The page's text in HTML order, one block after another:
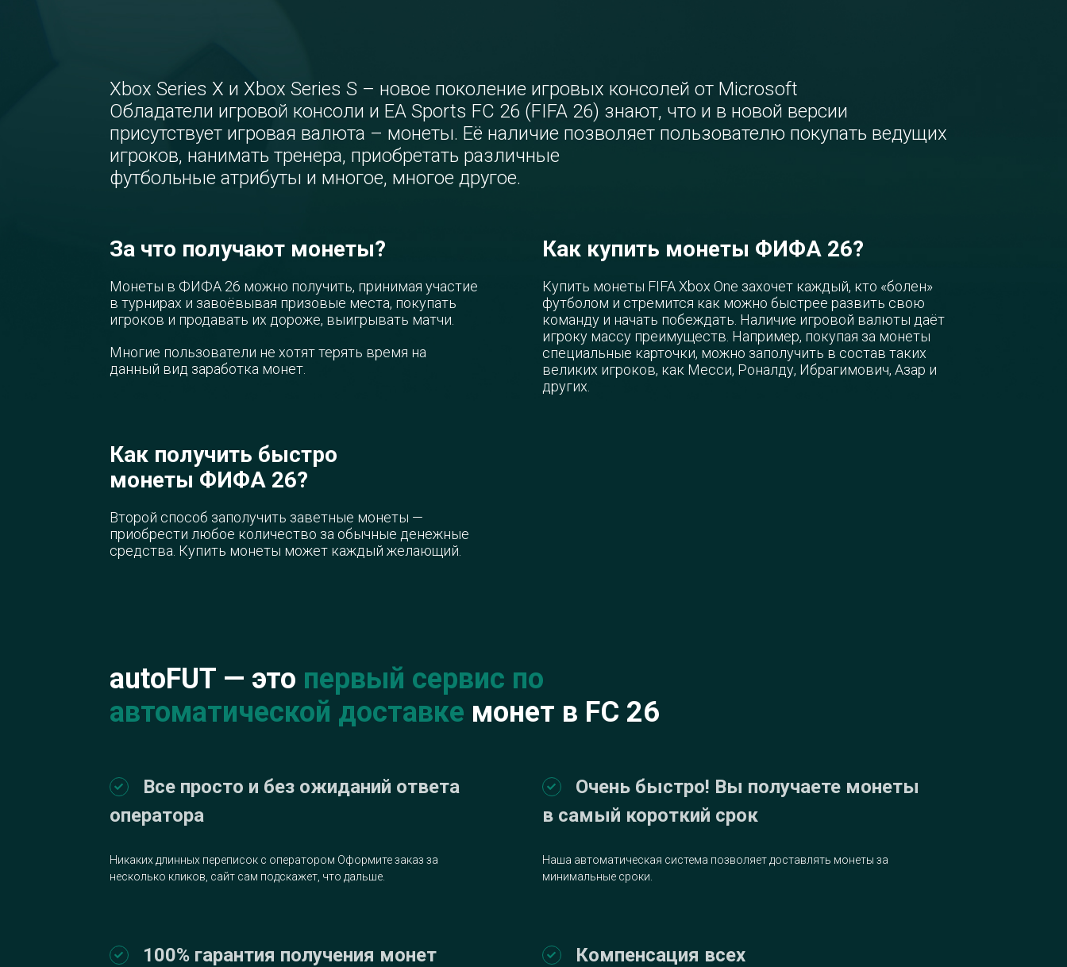
Xbox Series X и Xbox Series S – новое поколение игровых консолей от Microsoft
Обладатели игровой консоли и EA Sports FC 26 (FIFA 26) знают, что и в новой версии
присутствует игровая валюта – монеты. Её наличие позволяет пользователю покупать ведущих
игроков, нанимать тренера, приобретать различные
футбольные атрибуты и многое, многое другое.
За что получают монеты?
Монеты в ФИФА 26 можно получить, принимая участие
в турнирах и завоёвывая призовые места, покупать
игроков и продавать их дороже, выигрывать матчи.
Многие пользователи не хотят терять время на
данный вид заработка монет.
Как купить монеты ФИФА 26?
Купить монеты FIFA Xbox One захочет каждый, кто «болен»
футболом и стремится как можно быстрее развить свою
команду и начать побеждать. Наличие игровой валюты даёт
игроку массу преимуществ. Например, покупая за монеты
специальные карточки, можно заполучить в состав таких
великих игроков, как Месси, Роналду, Ибрагимович, Азар и
других.
Как получить быстро
монеты ФИФА 26?
Второй способ заполучить заветные монеты —
приобрести любое количество за обычные денежные
средства. Купить монеты может каждый желающий.
autoFUT — это первый сервис по
автоматической доставке монет в FC 26
Все просто и без ожиданий ответа
оператора
Никаких длинных переписок с оператором Оформите заказ за
несколько кликов, сайт сам подскажет, что дальше.
Очень быстро! Вы получаете монеты
в самый короткий срок
Наша автоматическая система позволяет доставлять монеты за
минимальные сроки.
100% гарантия получения монет
Компенсация всех